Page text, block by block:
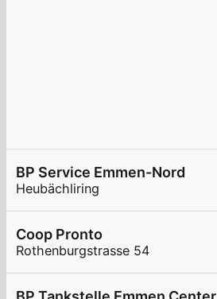
BP Service Emmen-Nord
Heubächliring
Coop Pronto
Rothenburgstrasse 54